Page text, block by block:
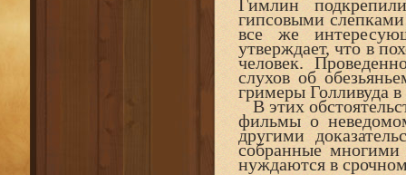
Гимлин
гипсовыми
все же
утверждает, что в
человек.
слухов об
гримеры Голливуда
В этих
фильмы о
другими
собранные
нуждаются в